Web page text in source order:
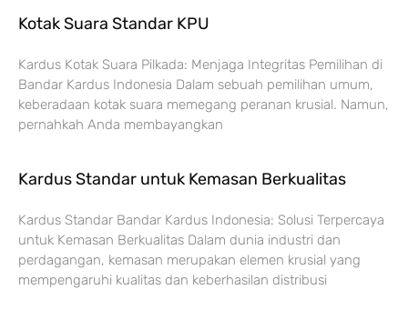
Kotak Suara Standar KPU
Kardus Kotak Suara Pilkada: Menjaga Integritas Pemilihan di
Bandar Kardus Indonesia Dalam sebuah pemilihan umum,
keberadaan kotak suara memegang peranan krusial. Namun,
pernahkah Anda membayangkan
Kardus Standar untuk Kemasan Berkualitas
Kardus Standar Bandar Kardus Indonesia: Solusi Terpercaya
untuk Kemasan Berkualitas Dalam dunia industri dan
perdagangan, kemasan merupakan elemen krusial yang
mempengaruhi kualitas dan keberhasilan distribusi